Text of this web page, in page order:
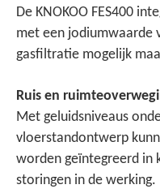
De KNOKOO FES400
met een jodiumwaarde
gasfiltratie mogelijk
Ruis en
Met geluidsniveaus
vloerstandontwerp
worden geïntegreerd in
storingen in de werking.